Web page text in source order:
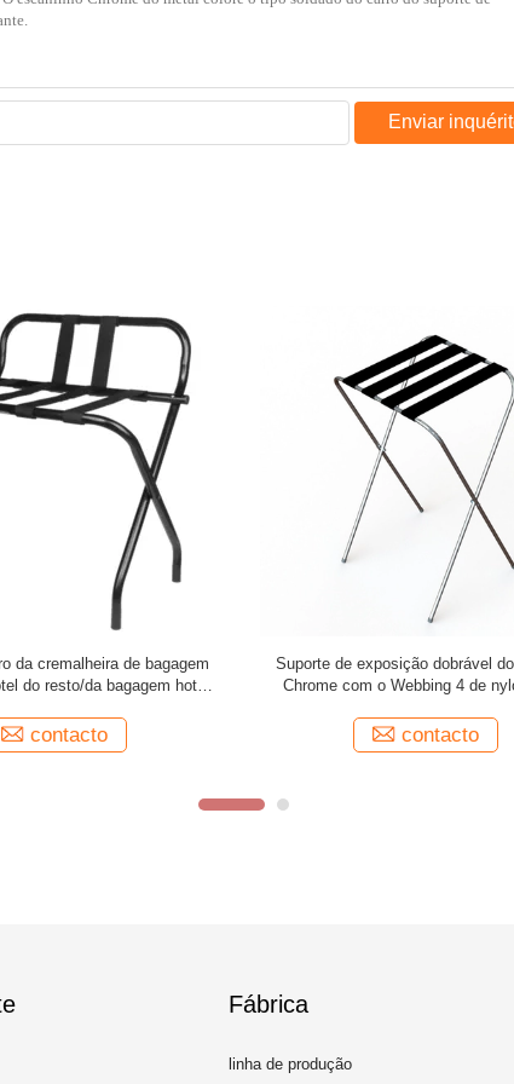
Enviar
o suporte de exposição
com o Webbing de nylon
contacto
Suporte de exposição do hotel
lavanderia com cesta de fio
contacto
Fábrica
linha de produção